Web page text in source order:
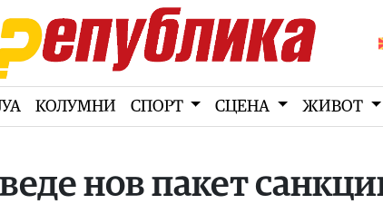
КОЛУМНИ СПОРТ СЦЕНА ЖИВОТ
нов пакет